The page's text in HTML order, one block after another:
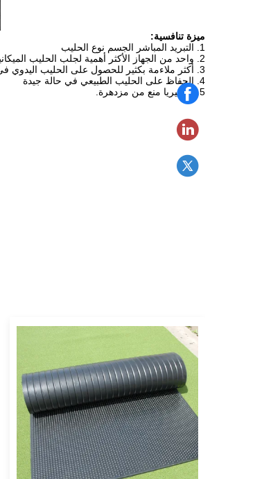
ميزة تنافسية:
1. التبريد المباشر الجسم نوع الحليب
2. واحد من الجهاز الأكثر أهمية لجلب الحليب الميكانيكية على المراعي
3. أكثر ملاءمة بكثير للحصول على الحليب اليدوي في الزراعة مذكرات
4. الحفاظ على الحليب الطبيعي في حالة جيدة
5. البكتيريا منع من مزدهرة.